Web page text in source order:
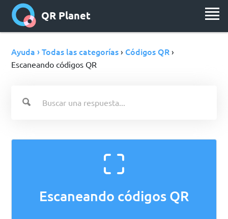
QR Planet
Ayuda › Todas las categorías › Códigos QR ›
Escaneando códigos QR
Escaneando códigos QR